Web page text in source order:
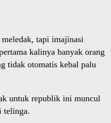
tapi imajinasi
kalinya banyak orang
tidak otomatis kebal palu
untuk republik ini muncul
telinga.